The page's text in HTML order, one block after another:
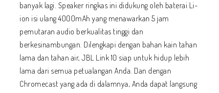
banyak lagi. Speaker ringkas ini didukung oleh baterai Li-
ion isi ulang 4000mAh yang menawarkan 5 jam
pemutaran audio berkualitas tinggi dan
berkesinambungan. Dilengkapi dengan bahan kain tahan
lama dan tahan air, JBL Link 10 siap untuk hidup lebih
lama dari semua petualangan Anda. Dan dengan
Chromecast yang ada di dalamnya, Anda dapat langsung